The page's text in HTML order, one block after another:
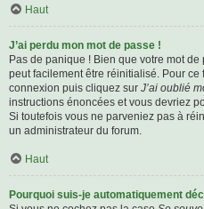
Haut
J’ai perdu mon mot de passe !
Pas de panique ! Bien que votre mot
peut facilement être réinitialisé. Pour
connexion puis cliquez sur J’ai oublié
instructions énoncées et vous devriez
Si toutefois vous ne parveniez pas à
un administrateur du forum.
Haut
Pourquoi suis-je automatiquement